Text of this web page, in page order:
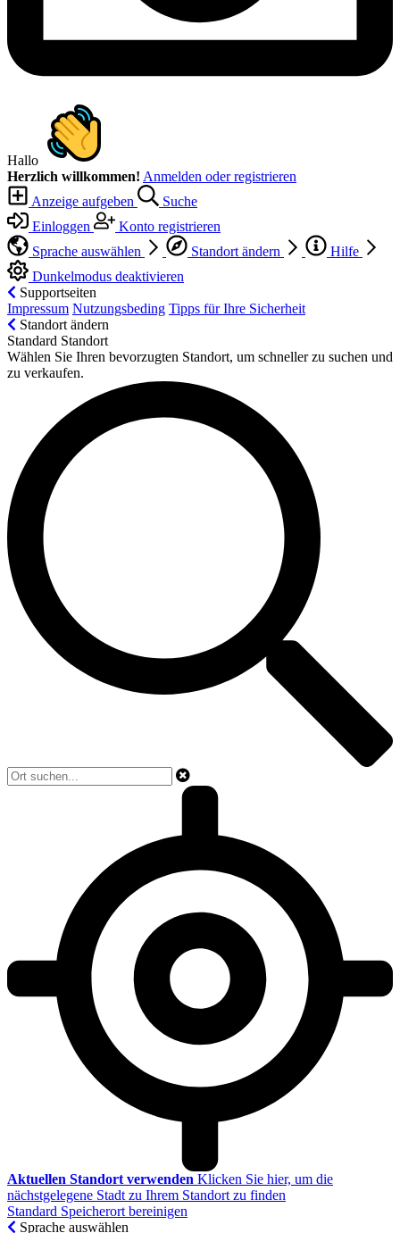
Hallo
Herzlich willkommen! Anmelden oder registrieren
Anzeige aufgeben
Suche
Einloggen
Konto registrieren
Sprache auswählen
Standort ändern
Hilfe
Dunkelmodus deaktivieren
Supportseiten
Impressum Nutzungsbeding Tipps für Ihre Sicherheit
Standort ändern
Standard Standort
Wählen Sie Ihren bevorzugten Standort, um schneller zu suchen und
zu verkaufen.
Aktuellen Standort verwenden Klicken Sie hier, um die
nächstgelegene Stadt zu Ihrem Standort zu finden
Standard Speicherort bereinigen
Sprache auswählen